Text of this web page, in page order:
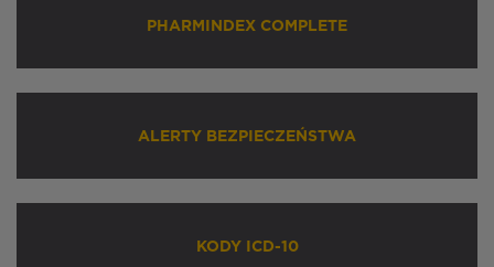
PHARMINDEX COMPLETE
ALERTY BEZPIECZEŃSTWA
KODY ICD-10